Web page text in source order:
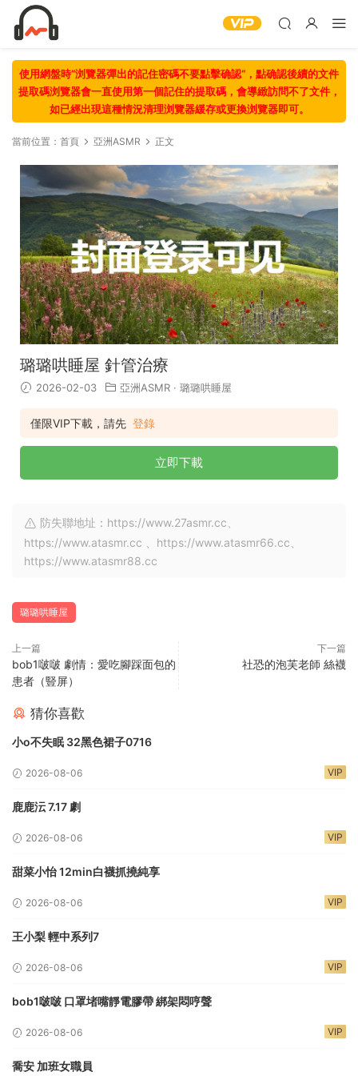
使用網盤時“浏覽器彈出的記住密碼不要點擊确認“，點确認後續的文件
提取碼浏覽器會一直使用第一個記住的提取碼，會導緻訪問不了文件，
如已經出現這種情況清理浏覽器緩存或更換浏覽器即可。
當前位置： 首頁 亞洲ASMR 正文
璐璐哄睡屋 針管治療
2026-02-03 亞洲ASMR · 璐璐哄睡屋
僅限VIP下載，請先 登錄
立即下載
防失聯地址：https://www.27asmr.cc、
https://www.atasmr.cc 、https://www.atasmr66.cc、
https://www.atasmr88.cc
璐璐哄睡屋
上一篇
bob1啵啵 劇情：愛吃腳踩面包的
患者（豎屏）
下一篇
社恐的泡芙老師 絲襪
猜你喜歡
小o不失眠 32黑色裙子0716
2026-08-06 VIP
鹿鹿沄 7.17 劇
2026-08-06 VIP
甜菜小怡 12min白襪抓撓純享
2026-08-06 VIP
王小梨 輕中系列7
2026-08-06 VIP
bob1啵啵 口罩堵嘴靜電膠帶 綁架悶哼聲
2026-08-06 VIP
喬安 加班女職員